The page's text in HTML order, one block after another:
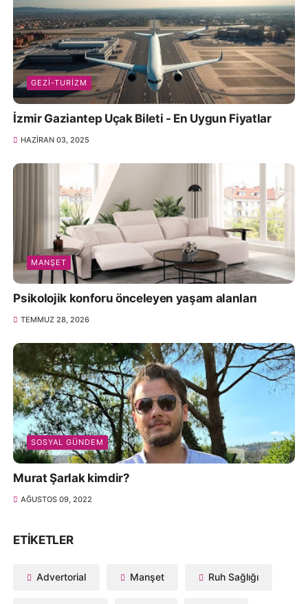
GEZI-TURIZM
İzmir Gaziantep Uçak Bileti - En Uygun Fiyatlar
HAZIRAN 03, 2025
MANŞET
Psikolojik konforu önceleyen yaşam alanları
TEMMUZ 28, 2026
SOSYAL GÜNDEM
Murat Şarlak kimdir?
AĞUSTOS 09, 2022
ETIKETLER
Advertorial Manşet Ruh Sağlığı